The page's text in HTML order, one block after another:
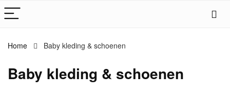
Home Baby kleding & schoenen
Baby kleding & schoenen